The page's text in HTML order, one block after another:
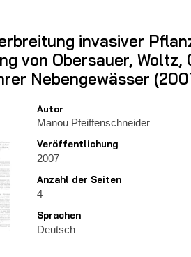
und ihrer Nebengewässer
invasiver
von Obersauer, Woltz,
Nebengewässer
Autor
Manou Pfeiffenschneider
Veröffentlichung
2007
Anzahl der Seiten
4
Sprachen
Deutsch